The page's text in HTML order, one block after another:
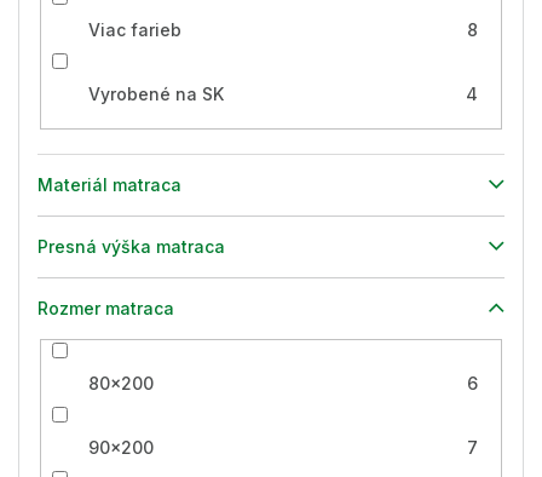
Viac farieb 8
Vyrobené na SK 4
Materiál matraca
Presná výška matraca
Rozmer matraca
80x200 6
90x200 7